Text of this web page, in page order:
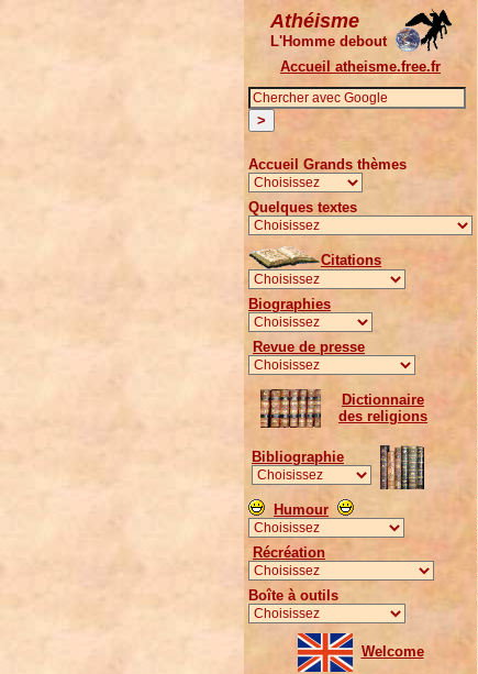
Athéisme
L'Homme debout
Accueil atheisme.free.fr
Accueil Grands thèmes
Quelques textes
Citations
Biographies
Revue de presse
Dictionnaire
des religions
Bibliographie
Humour
Récréation
Boîte à outils
Welcome